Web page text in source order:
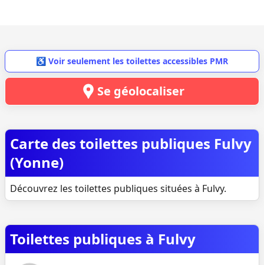
♿ Voir seulement les toilettes accessibles PMR
Se géolocaliser
Carte des toilettes publiques Fulvy
(Yonne)
Découvrez les toilettes publiques situées à Fulvy.
Toilettes publiques à Fulvy